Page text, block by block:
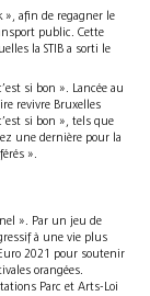
», afin de regagner le
public. Cette
la STIB a sorti le
si bon ». Lancée au
revivre Bruxelles
si bon », tels que
une dernière pour la
».
». Par un jeu de
à une vie plus
2021 pour soutenir
orangées.
Parc et Arts-Loi